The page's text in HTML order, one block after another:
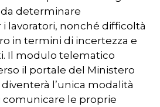
determinare
lavoratori, nonché difficoltà
in termini di incertezza e
Il modulo telematico
il portale del Ministero
l’unica modalità
comunicare le proprie